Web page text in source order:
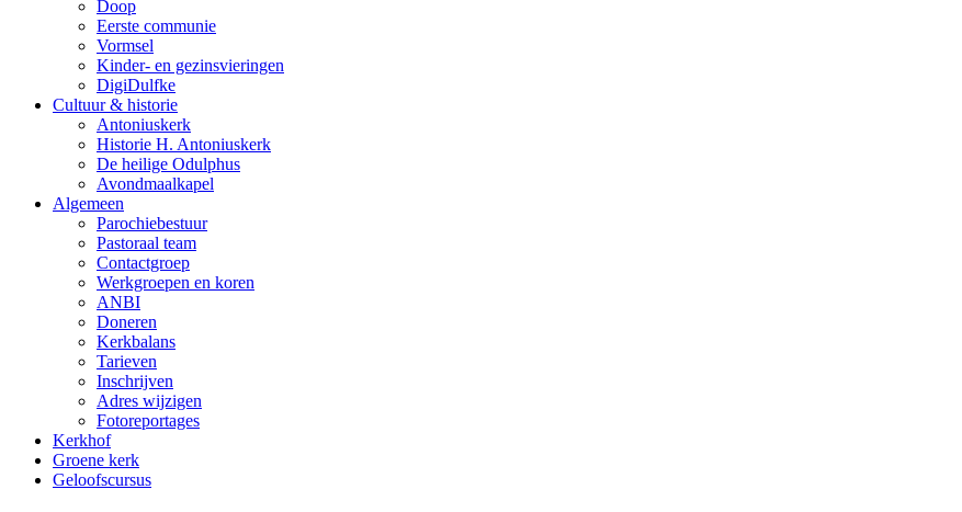
Doop
Eerste communie
Vormsel
Kinder- en gezinsvieringen
DigiDulfke
Cultuur & historie
Antoniuskerk
Historie H. Antoniuskerk
De heilige Odulphus
Avondmaalkapel
Algemeen
Parochiebestuur
Pastoraal team
Contactgroep
Werkgroepen en koren
ANBI
Doneren
Kerkbalans
Tarieven
Inschrijven
Adres wijzigen
Fotoreportages
Kerkhof
Groene kerk
Geloofscursus